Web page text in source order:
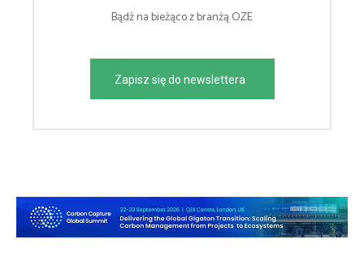
Bądź na bieżąco z branżą OZE
Zapisz się do newslettera